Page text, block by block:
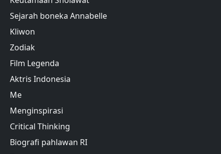
Sejarah boneka Annabelle
Kliwon
Zodiak
Film Legenda
Aktris Indonesia
Me
Menginspirasi
Critical Thinking
Biografi pahlawan RI